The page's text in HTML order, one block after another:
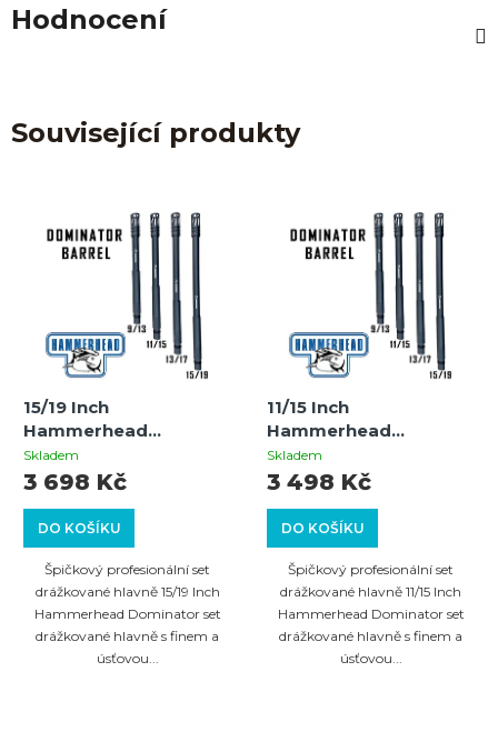
Hodnocení
Související produkty
15/19 Inch
Hammerhead
Dominator set
drážkované hlavně s
brzdou Auto Cocker
Skladem
DO KOŠÍKU
3 698 Kč
Špičkový profesionální set
drážkované hlavně 15/19 Inch
Hammerhead Dominator set
drážkované hlavně s finem a
úsťovou...
11/15 Inch
Hammerhead
Dominator set
drážkované hlavně s
brzdou Auto Cocker
Skladem
DO KOŠÍKU
3 498 Kč
Špičkový profesionální set
drážkované hlavně 11/15 Inch
Hammerhead Dominator set
drážkované hlavně s finem a
úsťovou...